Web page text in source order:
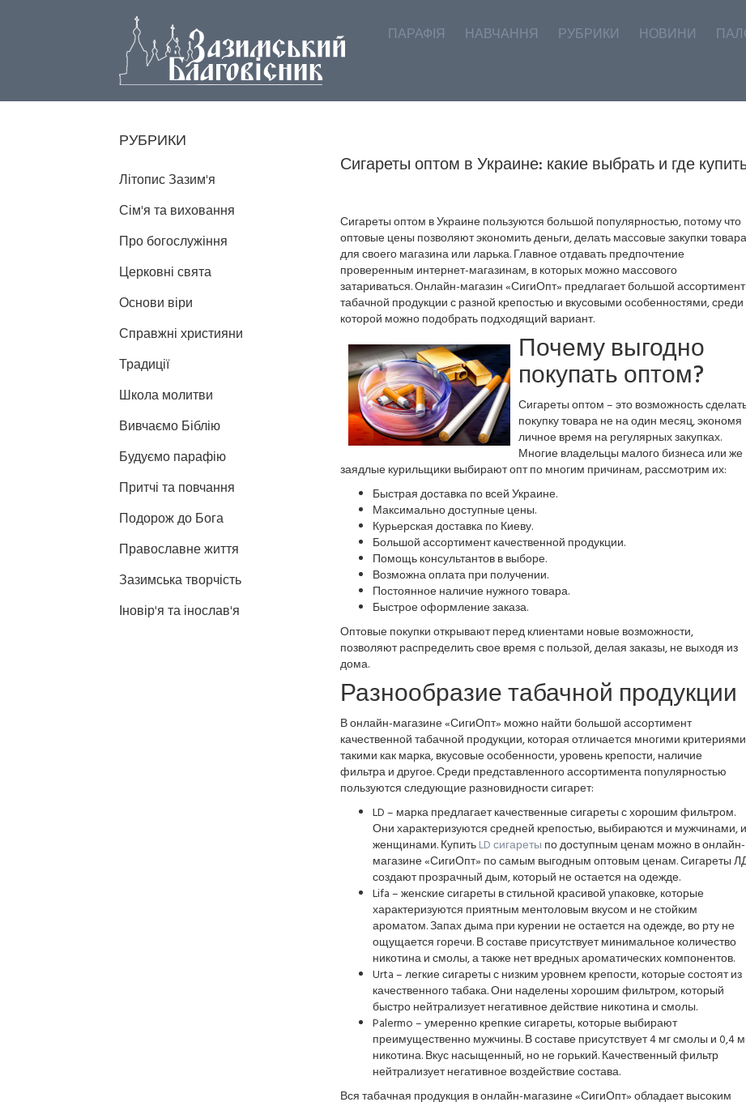
ПАРАФІЯ НАВЧАННЯ РУБРИКИ НОВИНИ
Сигареты оптом в Украине: какие выбрать и где
Сигареты оптом в Украине пользуются большой популярностью, потому что
оптовые цены позволяют экономить деньги, делать массовые закупки товара
для своего магазина или ларька. Главное отдавать предпочтение
проверенным интернет-магазинам, в которых можно массового
затариваться. Онлайн-магазин «СигиОпт» предлагает большой ассортимент
табачной продукции с разной крепостью и вкусовыми особенностями, среди
которой можно подобрать подходящий вариант.
Почему выгодно
покупать оптом?
Сигареты оптом – это возможность
покупку товара не на один месяц, экономя
личное время на регулярных закупках.
Многие владельцы малого бизнеса или же
заядлые курильщики выбирают опт по многим причинам, рассмотрим их:
Быстрая доставка по всей Украине.
Максимально доступные цены.
Курьерская доставка по Киеву.
Большой ассортимент качественной продукции.
Помощь консультантов в выборе.
Возможна оплата при получении.
Постоянное наличие нужного товара.
Быстрое оформление заказа.
Оптовые покупки открывают перед клиентами новые возможности,
позволяют распределить свое время с пользой, делая заказы, не выходя из
дома.
Разнообразие табачной продукции
В онлайн-магазине «СигиОпт» можно найти большой ассортимент
качественной табачной продукции, которая отличается многими
такими как марка, вкусовые особенности, уровень крепости, наличие
фильтра и другое. Среди представленного ассортимента популярностью
пользуются следующие разновидности сигарет:
LD – марка предлагает качественные сигареты с хорошим фильтром.
Они характеризуются средней крепостью, выбираются и мужчинами, и
женщинами. КупитьLD сигареты по доступным ценам можно в онлайн-
магазине «СигиОпт» по самым выгодным оптовым ценам. Сигареты
создают прозрачный дым, который не остается на одежде.
Lifa – женские сигареты в стильной красивой упаковке, которые
характеризуются приятным ментоловым вкусом и не стойким
ароматом. Запах дыма при курении не остается на одежде, во рту не
ощущается горечи. В составе присутствует минимальное количество
никотина и смолы, а также нет вредных ароматических компонентов.
Urta – легкие сигареты с низким уровнем крепости, которые состоят из
качественного табака. Они наделены хорошим фильтром, который
быстро нейтрализует негативное действие никотина и смолы.
Palermo – умеренно крепкие сигареты, которые выбирают
преимущественно мужчины. В составе присутствует 4 мг смолы и 0,4
никотина. Вкус насыщенный, но не горький. Качественный фильтр
нейтрализует негативное воздействие состава.
Вся табачная продукция в онлайн-магазине «СигиОпт» обладает высоким
РУБРИКИ
Літопис Зазим'я
Сім'я та виховання
Про богослужіння
Церковні свята
Основи віри
Справжні християни
Традиції
Школа молитви
Вивчаємо Біблію
Будуємо парафію
Притчі та повчання
Подорож до Бога
Православне життя
Зазимська творчість
Іновір'я та інослав'я